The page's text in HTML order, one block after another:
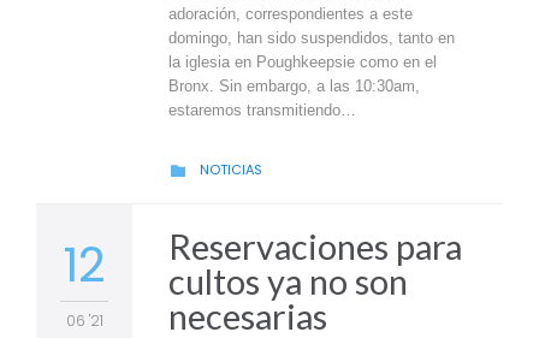
adoración, correspondientes a este
domingo, han sido suspendidos, tanto en
la iglesia en Poughkeepsie como en el
Bronx. Sin embargo, a las 10:30am,
estaremos transmitiendo…
 CATEGORY
NOTICIAS
12
06 '21
Reservaciones para
cultos ya no son
necesarias